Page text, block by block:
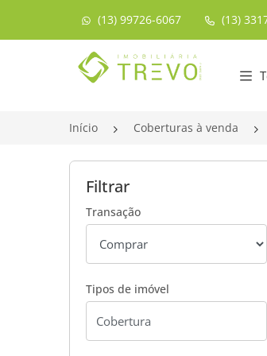
(13) 99726-6067 (13)
Página inicial
Início Coberturas à venda
Filtrar
Transação
Tipos de imóvel